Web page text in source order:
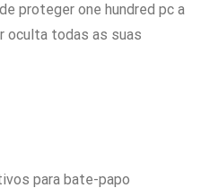
proteger one hundred pc a
oculta todas as suas
para bate-papo